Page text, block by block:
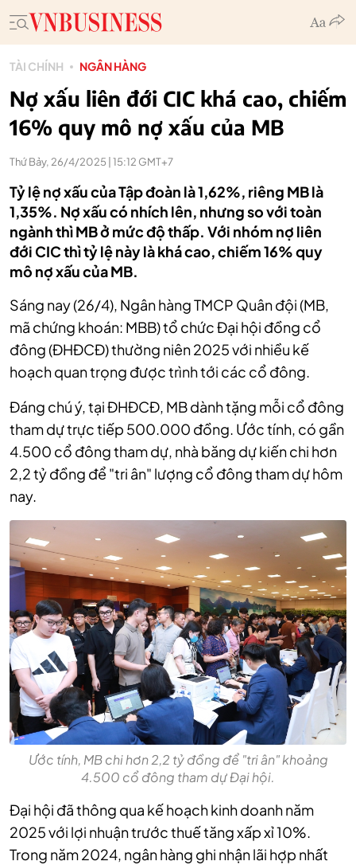
TÀI CHÍNH NGÂN HÀNG
Nợ xấu liên đới CIC khá cao, chiếm
16% quy mô nợ xấu của MB
Thứ Bảy, 26/4/2025 | 15:12 GMT+7
Tỷ lệ nợ xấu của Tập đoàn là 1,62%, riêng MB là
1,35%. Nợ xấu có nhích lên, nhưng so với toàn
ngành thì MB ở mức độ thấp. Với nhóm nợ liên
đới CIC thì tỷ lệ này là khá cao, chiếm 16% quy
mô nợ xấu của MB.
Sáng nay (26/4), Ngân hàng TMCP Quân đội (MB,
mã chứng khoán: MBB) tổ chức Đại hội đồng cổ
đông (ĐHĐCĐ) thường niên 2025 với nhiều kế
hoạch quan trọng được trình tới các cổ đông.
Đáng chú ý, tại ĐHĐCĐ, MB dành tặng mỗi cổ đông
tham dự trực tiếp 500.000 đồng. Ước tính, có gần
4.500 cổ đông tham dự, nhà băng dự kiến chi hơn
2,2 tỷ đồng để "tri ân" lượng cổ đông tham dự hôm
nay.
Ước tính, MB chi hơn 2,2 tỷ đồng để "tri ân" khoảng
4.500 cổ đông tham dự Đại hội.
Đại hội đã thông qua kế hoạch kinh doanh năm
2025 với lợi nhuận trước thuế tăng xấp xỉ 10%.
Trong năm 2024, ngân hàng ghi nhận lãi hợp nhất